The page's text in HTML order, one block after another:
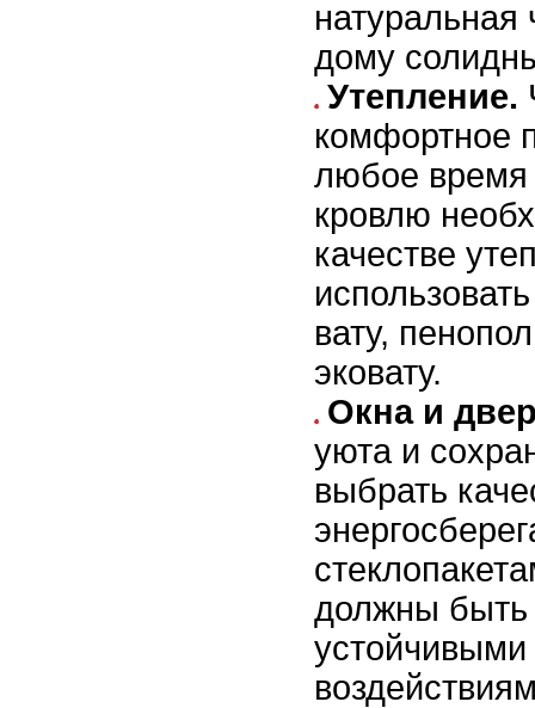
натуральная
дому
Утепление.
комфортное
любое время
кровлю
качестве
вату,
эковату.
Окна и
уюта и
выбрать
должны